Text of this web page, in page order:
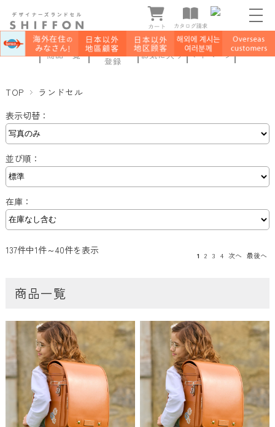
商品一覧
新規会員
登録
お気に入り マイページ
TOP
ランドセル
表示切替：
並び順：
在庫：
137件中1件～40件を表示 1 2 3 4 次へ 最後へ
商品一覧